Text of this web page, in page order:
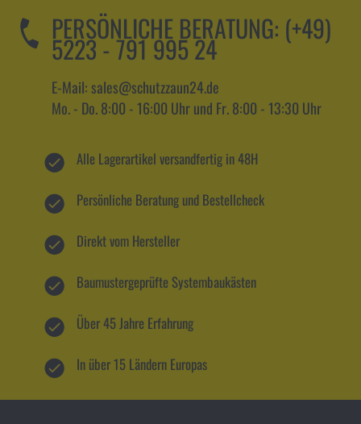
PERSÖNLICHE BERATUNG: (+49)
5223 - 791 995 24
E-Mail: sales@schutzzaun24.de
Mo. - Do. 8:00 - 16:00 Uhr und Fr. 8:00 - 13:30 Uhr
Alle Lagerartikel versandfertig in 48H
Persönliche Beratung und Bestellcheck
Direkt vom Hersteller
Baumustergeprüfte Systembaukästen
Über 45 Jahre Erfahrung
In über 15 Ländern Europas